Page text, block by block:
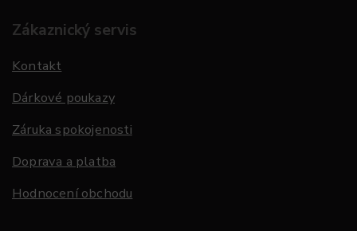
Zákaznický servis
Kontakt
Dárkové poukazy
Záruka spokojenosti
Doprava a platba
Hodnocení obchodu